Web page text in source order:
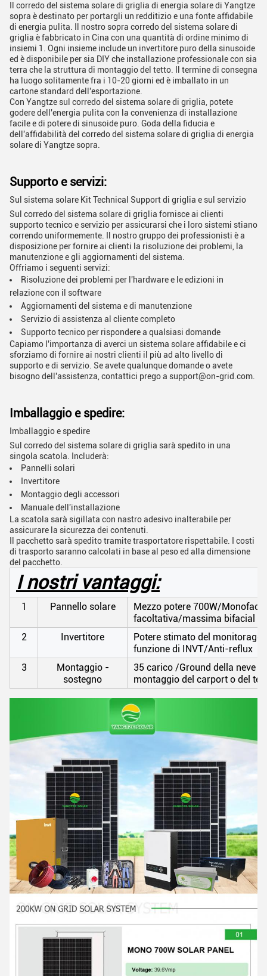
Il corredo del sistema solare di griglia di energia solare di Yangtze
sopra è destinato per portargli un redditizio e una fonte affidabile
di energia pulita. Il nostro sopra corredo del sistema solare di
griglia è fabbricato in Cina con una quantità di ordine minimo di
insiemi 1. Ogni insieme include un invertitore puro della sinusoide
ed è disponibile per sia DIY che installazione professionale con sia
terra che la struttura di montaggio del tetto. Il termine di consegna
ha luogo solitamente fra i 10-20 giorni ed è imballato in un
cartone standard dell'esportazione.
Con Yangtze sul corredo del sistema solare di griglia, potete
godere dell'energia pulita con la convenienza di installazione
facile e di potere di sinusoide puro. Goda della fiducia e
dell'affidabilità del corredo del sistema solare di griglia di energia
solare di Yangtze sopra.
Supporto e servizi:
Sul sistema solare Kit Technical Support di griglia e sul servizio
Sul corredo del sistema solare di griglia fornisce ai clienti
supporto tecnico e servizio per assicurarsi che i loro sistemi stiano
correndo uniformemente. Il nostro gruppo dei professionisti è a
disposizione per fornire ai clienti la risoluzione dei problemi, la
manutenzione e gli aggiornamenti del sistema.
Offriamo i seguenti servizi:
Risoluzione dei problemi per l'hardware e le edizioni in
relazione con il software
Aggiornamenti del sistema e di manutenzione
Servizio di assistenza al cliente completo
Supporto tecnico per rispondere a qualsiasi domande
Capiamo l'importanza di averci un sistema solare affidabile e ci
sforziamo di fornire ai nostri clienti il più ad alto livello di
supporto e di servizio. Se avete qualunque domande o avete
bisogno dell'assistenza, contattici prego a support@on-grid.com.
Imballaggio e spedire:
Imballaggio e spedire
Sul corredo del sistema solare di griglia sarà spedito in una
singola scatola. Includerà:
Pannelli solari
Invertitore
Montaggio degli accessori
Manuale dell'installazione
La scatola sarà sigillata con nastro adesivo inalterabile per
assicurare la sicurezza dei contenuti.
Il pacchetto sarà spedito tramite trasportatore rispettabile. I costi
di trasporto saranno calcolati in base al peso ed alla dimensione
del pacchetto.
I nostri vantaggi:
1 Pannello solare
Mezzo potere 700W/
facoltativa/massima bifacial o
2
Invertitore
Potere stimato del
funzione di INVT/Anti-reflux
3
Montaggio -
sostegno
35 carico /Ground della neve
montaggio del carport o del